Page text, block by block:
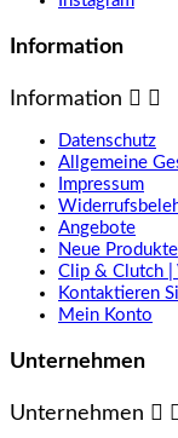
Information
Information  
Datenschutz
Allgemeine
Impressum
Angebote
Neue Produkte
Clip & Clutch |
Kontaktieren
Mein Konto
Unternehmen
Unternehmen 